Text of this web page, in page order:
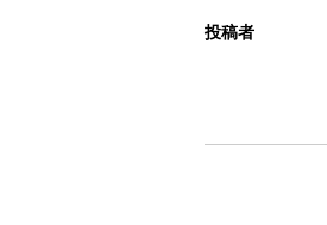
投稿者